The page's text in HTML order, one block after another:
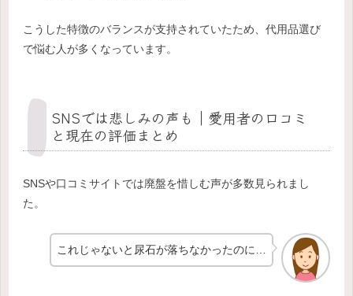
こうした特徴のバランスが支持されていたため、代用品選び
で悩む人が多くなっています。
SNSでは悲しみの声も｜愛用者の口コミ
と現在の評価まとめ
SNSや口コミサイトでは廃盤を惜しむ声が多数見られまし
た。
これじゃないと尿石が落ちなかったのに…